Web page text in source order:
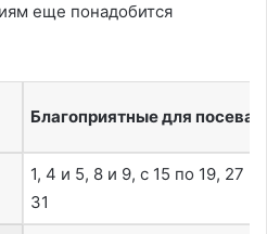
еще понадобится
Благоприятные для посева
1, 4 и 5, 8 и 9, с 15 по 19, 27 и
31